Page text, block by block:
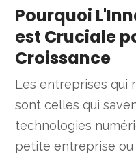
Pourquoi
est Cruciale
Croissance
Les entreprises qui
sont celles qui
technologies
petite entreprise